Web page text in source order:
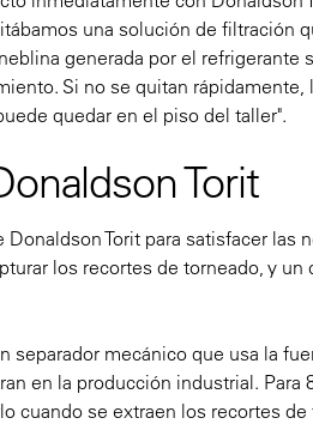
una solución de filtración
generada por el
Si no se quitan
quedar en el piso del taller".
Torit
Torit para satisfacer
los recortes de torneado, y
separador mecánico que usa la
en la producción industrial.
cuando se extraen los recortes